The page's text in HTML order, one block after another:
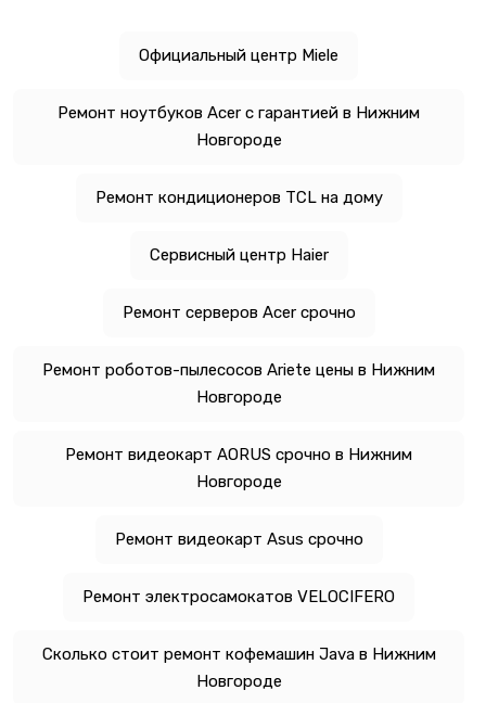
Официальный центр Miele
Ремонт ноутбуков Acer с гарантией в Нижним
Новгороде
Ремонт кондиционеров TCL на дому
Сервисный центр Haier
Ремонт серверов Acer срочно
Ремонт роботов-пылесосов Ariete цены в Нижним
Новгороде
Ремонт видеокарт AORUS срочно в Нижним
Новгороде
Ремонт видеокарт Asus срочно
Ремонт электросамокатов VELOCIFERO
Сколько стоит ремонт кофемашин Java в Нижним
Новгороде